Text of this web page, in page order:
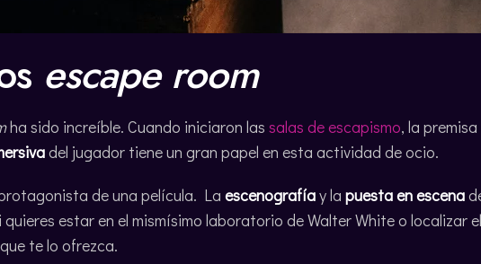
escape room
ha sido increíble. Cuando iniciaron las salas de escapismo, la
del jugador tiene un gran papel en esta actividad de ocio.
de una película. La escenografíay la puesta en escena
estar en el mismísimo laboratorio de Walter White o localizar
te lo ofrezca.